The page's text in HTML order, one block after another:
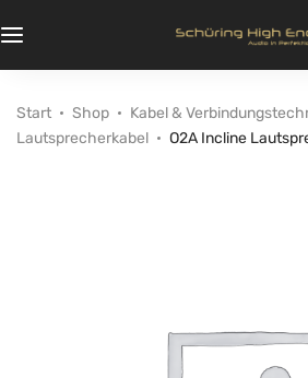
Start Shop
Kabel &
Lautsprecherkabel
O2A Incline